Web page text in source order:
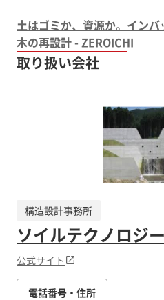
土はゴミか、資源か。イン
木の再設計 - ZEROICHI
取り扱い会社
構造設計事務所
ソイルテクノロジ
公式サイト
電話番号・住所